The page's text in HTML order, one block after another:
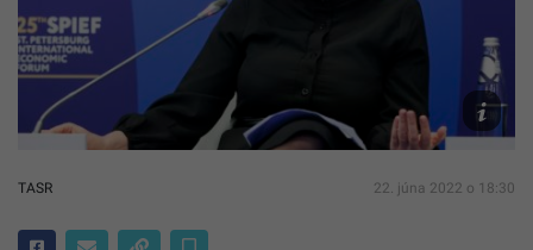
Agency
Pool
via
AP
TASR 22. júna 2022 o 18:30